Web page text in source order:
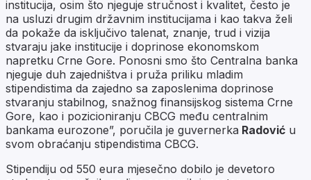
institucija, osim što njeguje stručnost i kvalitet, često je
na usluzi drugim državnim institucijama i kao takva želi
da pokaže da isključivo talenat, znanje, trud i vizija
stvaraju jake institucije i doprinose ekonomskom
napretku Crne Gore. Ponosni smo što Centralna banka
njeguje duh zajedništva i pruža priliku mladim
stipendistima da zajedno sa zaposlenima doprinose
stvaranju stabilnog, snažnog finansijskog sistema Crne
Gore, kao i pozicioniranju CBCG među centralnim
bankama eurozone”, poručila je guvernerka Radović u
svom obraćanju stipendistima CBCG.
Stipendiju od 550 eura mjesečno dobilo je devetoro